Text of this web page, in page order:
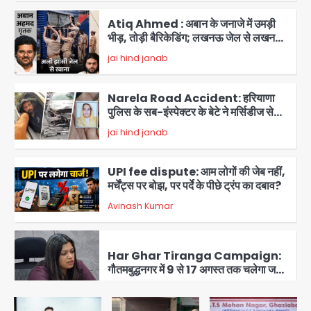
2
Atiq Ahmed : अबान के जनाजे में उमड़ी
भीड़, तोड़ी बैरिकेडिंग; लखनऊ जेल से लखनऊ
पहुंचा उमर
jai hind janab
3
Narela Road Accident: हरियाणा
पुलिस के सब-इंस्पेक्टर के बेटे ने मर्सिडीज से
मारी टक्कर, 70 वर्षीय राहगीर महिला की मौत
jai hind janab
4
UPI fee dispute: आम लोगों की जेब नहीं,
मर्चेंट्स पर बोझ, पर पर्दे के पीछे ट्रंप का दबाव?
Avinash Kumar
Har Ghar Tiranga Campaign:
गौतमबुद्धनगर में 9 से 17 अगस्त तक चलेगा जन-
बैठक